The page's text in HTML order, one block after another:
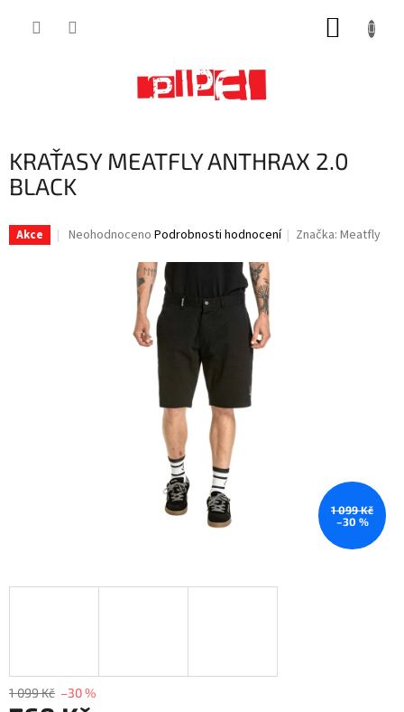
KRAŤASY MEATFLY ANTHRAX 2.0
BLACK
Akce
Průměrné
Neohodnoceno Podrobnosti hodnocení Značka:Meatfly
1 099 Kč
–30 %
1 099 Kč –30 %